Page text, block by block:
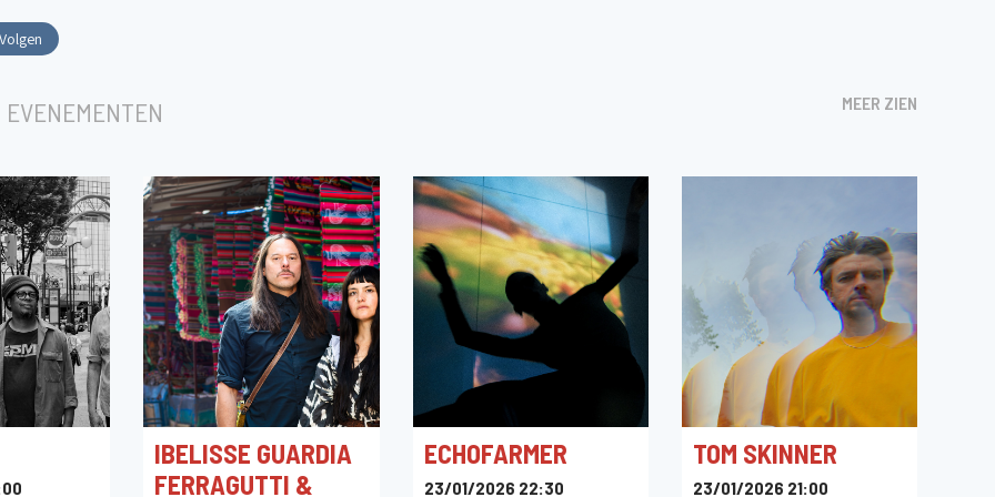
Volgen
MEER ZIEN
IBELISSE GUARDIA
FERRAGUTTI &
ECHOFARMER
23/01/2026 22:30
TOM SKINNER
23/01/2026 21:00